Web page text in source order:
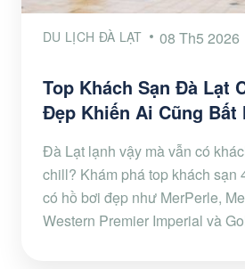
DU LỊCH ĐÀ LẠT 08 Th5 2026
Top Khách Sạn Đà Lạt
Đẹp Khiến Ai Cũng Bất
Đà Lạt lạnh vậy mà vẫn có
chill? Khám phá top khách sạn
có hồ bơi đẹp như MerPerle,
Western Premier Imperial và